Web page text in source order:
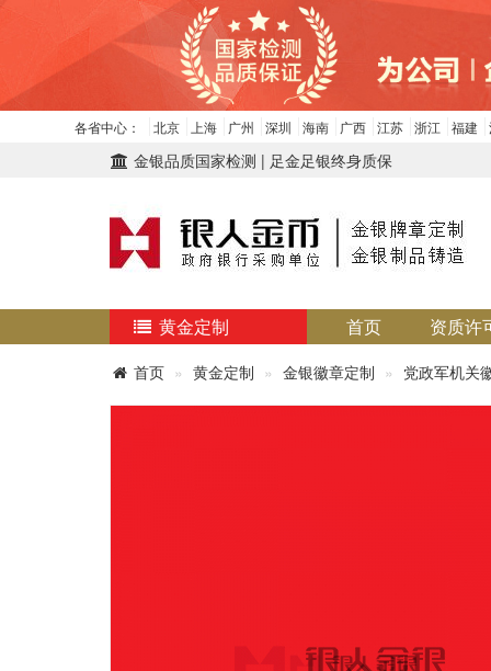
各省中心： 北京 上海 广州 深圳 海南 广西 江苏 浙江 福建
金银品质国家检测 | 足金足银终身质保
黄金定制 首页 资质许
首页 黄金定制 金银徽章定制 党政军机关